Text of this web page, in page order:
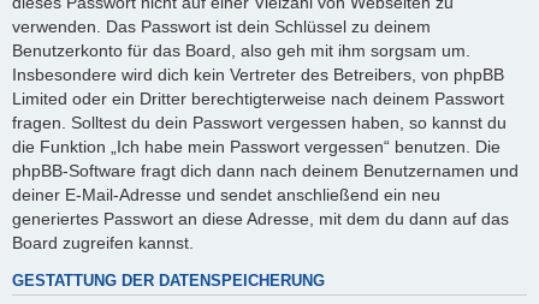
verwenden. Das Passwort ist dein Schlüssel zu deinem
Benutzerkonto für das Board, also geh mit ihm sorgsam um.
Insbesondere wird dich kein Vertreter des Betreibers, von phpBB
Limited oder ein Dritter berechtigterweise nach deinem Passwort
fragen. Solltest du dein Passwort vergessen haben, so kannst du
die Funktion „Ich habe mein Passwort vergessen“ benutzen. Die
phpBB-Software fragt dich dann nach deinem Benutzernamen und
deiner E-Mail-Adresse und sendet anschließend ein neu
generiertes Passwort an diese Adresse, mit dem du dann auf das
Board zugreifen kannst.
GESTATTUNG DER DATENSPEICHERUNG